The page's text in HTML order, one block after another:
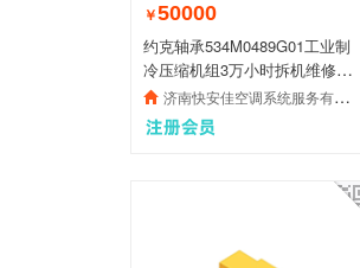
￥50000
约克轴承534M0489G01工业制
冷压缩机组3万小时拆机维修配
件 济南快安佳空调系统服务有限公司